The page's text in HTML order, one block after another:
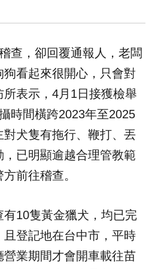
查，卻回覆通報人，老闆
看起來很開心，只會對
表示，4月1日接獲檢舉
時間橫跨2023年至2025
犬隻有拖行、鞭打、丟
已明顯逾越合理管教範
前往稽查。
10隻黃金獵犬，均已完
且登記地在台中市，平時
業期間才會開車載往苗